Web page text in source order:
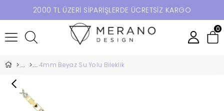
2000 TL ÜZERİ SİPARİŞLERDE ÜCRETSİZ KARGO
0
4mm Beyaz Su Yolu Bileklik